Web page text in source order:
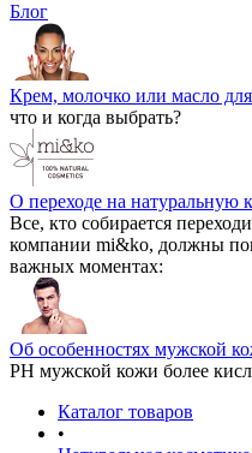
Блог
Крем, молочко или масло для
что и когда выбрать?
О переходе на натуральную
Все, кто собирается
компании mi&ko, должны
важных моментах:
Об особенностях мужской
РН мужской кожи более
Каталог товаров
•